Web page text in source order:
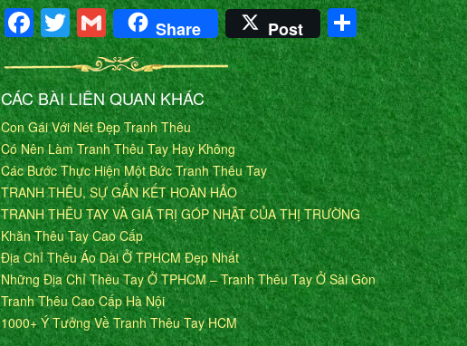
Facebook
Twitter
Gmail
Share Post Share
CÁC BÀI LIÊN QUAN KHÁC
Con Gái Với Nét Đẹp Tranh Thêu
Có Nên Làm Tranh Thêu Tay Hay Không
Các Bước Thực Hiện Một Bức Tranh Thêu Tay
TRANH THÊU, SỰ GẮN KẾT HOÀN HẢO
TRANH THÊU TAY VÀ GIÁ TRỊ GÓP NHẬT CỦA THỊ TRƯỜNG
Khăn Thêu Tay Cao Cấp
Địa Chỉ Thêu Áo Dài Ở TPHCM Đẹp Nhất
Những Địa Chỉ Thêu Tay Ở TPHCM – Tranh Thêu Tay Ở Sài Gòn
Tranh Thêu Cao Cấp Hà Nội
1000+ Ý Tưởng Về Tranh Thêu Tay HCM